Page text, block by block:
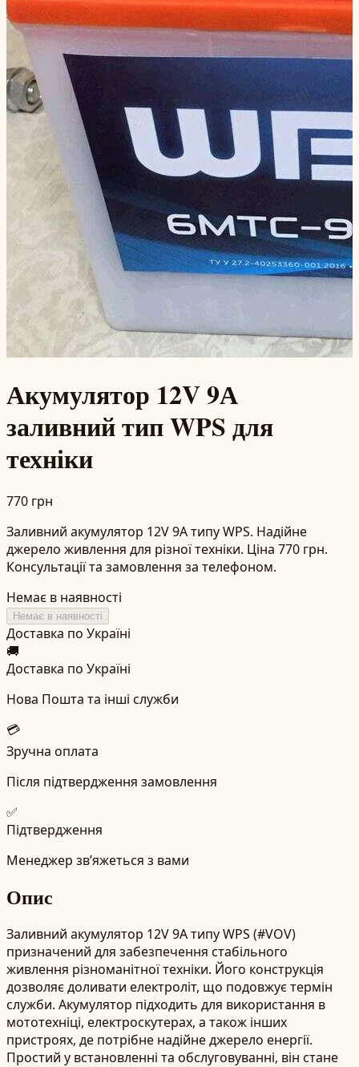
Акумулятор 12V 9А
заливний тип WPS для
техніки
770 грн
Заливний акумулятор 12V 9А типу WPS. Надійне
джерело живлення для різної техніки. Ціна 770 грн.
Консультації та замовлення за телефоном.
Немає в наявності
Немає в наявності
Доставка по Україні
🚚
Доставка по Україні
Нова Пошта та інші служби
💳
Зручна оплата
Після підтвердження замовлення
✅
Підтвердження
Менеджер зв’яжеться з вами
Опис
Заливний акумулятор 12V 9А типу WPS (#VOV)
призначений для забезпечення стабільного
живлення різноманітної техніки. Його конструкція
дозволяє доливати електроліт, що подовжує термін
служби. Акумулятор підходить для використання в
мототехніці, електроскутерах, а також інших
пристроях, де потрібне надійне джерело енергії.
Простий у встановленні та обслуговуванні, він стане